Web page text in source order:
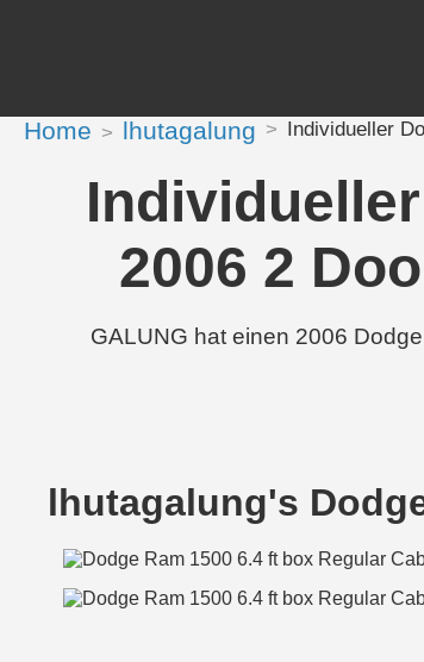
Home lhutagalung Individueller
2006 2
GALUNG hat einen 2006
lhutagalung's